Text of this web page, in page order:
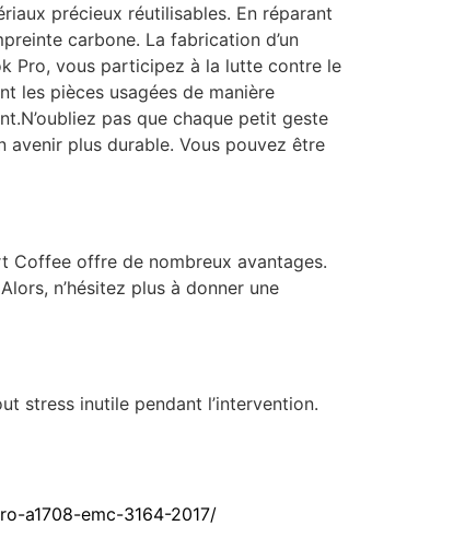
précieux réutilisables. En réparant
carbone. La fabrication d’un
Pro, vous participez à la lutte contre le
les pièces usagées de manière
pas que chaque petit geste
avenir plus durable. Vous pouvez être
Coffee offre de nombreux avantages.
n’hésitez plus à donner une
stress inutile pendant l’intervention.
a1708-emc-3164-2017/